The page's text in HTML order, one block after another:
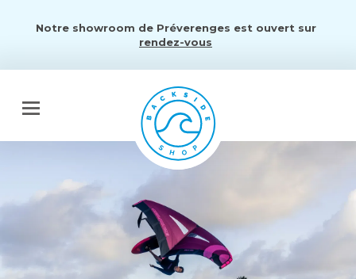
Notre showroom de Préverenges est ouvert sur
rendez-vous